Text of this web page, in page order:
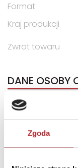
Zgoda
Format
Kraj produkcji
Zwrot towaru
DANE OSOBY
Nazwa
Ulica
Kod pocztowy